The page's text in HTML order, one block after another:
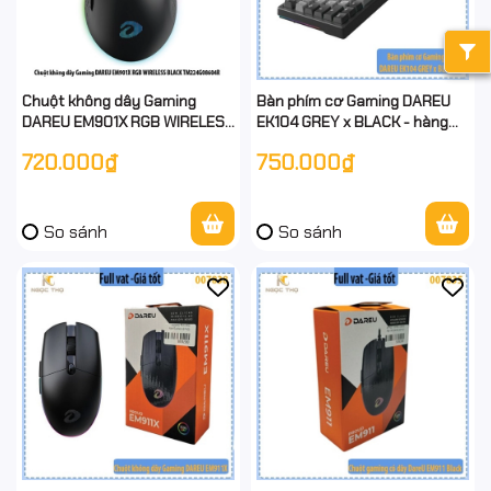
Chuột không dây Gaming
DAREU EM901X RGB WIRELESS
chính hãng - full vat
720.000₫
So sánh
Bàn phím cơ Gaming DAREU
EK104 GREY x BLACK - hàng
750.000₫
So sánh